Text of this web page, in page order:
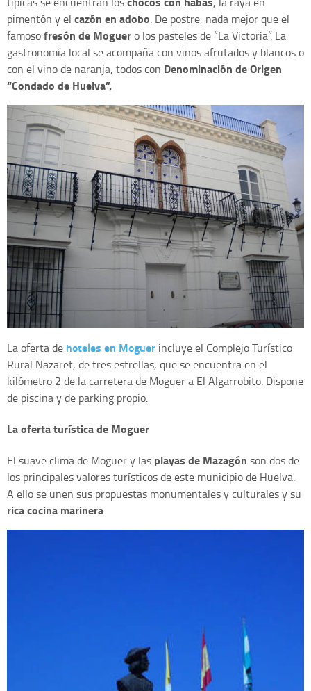
pimentón y el cazón en adobo. De postre, nada mejor que el
famosofresón de Moguero los pasteles de “La Victoria”. La
gastronomía local se acompaña con vinos afrutados y blancos o
con el vino de naranja, todos con Denominación de Origen
“Condado de Huelva”.
La oferta de hoteles en Moguer incluye el Complejo Turístico
Rural Nazaret, de tres estrellas, que se encuentra en el
kilómetro 2 de la carretera de Moguer a El Algarrobito. Dispone
de piscina y de parking propio.
La oferta turística de Moguer
El suave clima de Moguer y las playas de Mazagón son dos de
los principales valores turísticos de este municipio de Huelva.
A ello se unen sus propuestas monumentales y culturales y su
rica cocina marinera.